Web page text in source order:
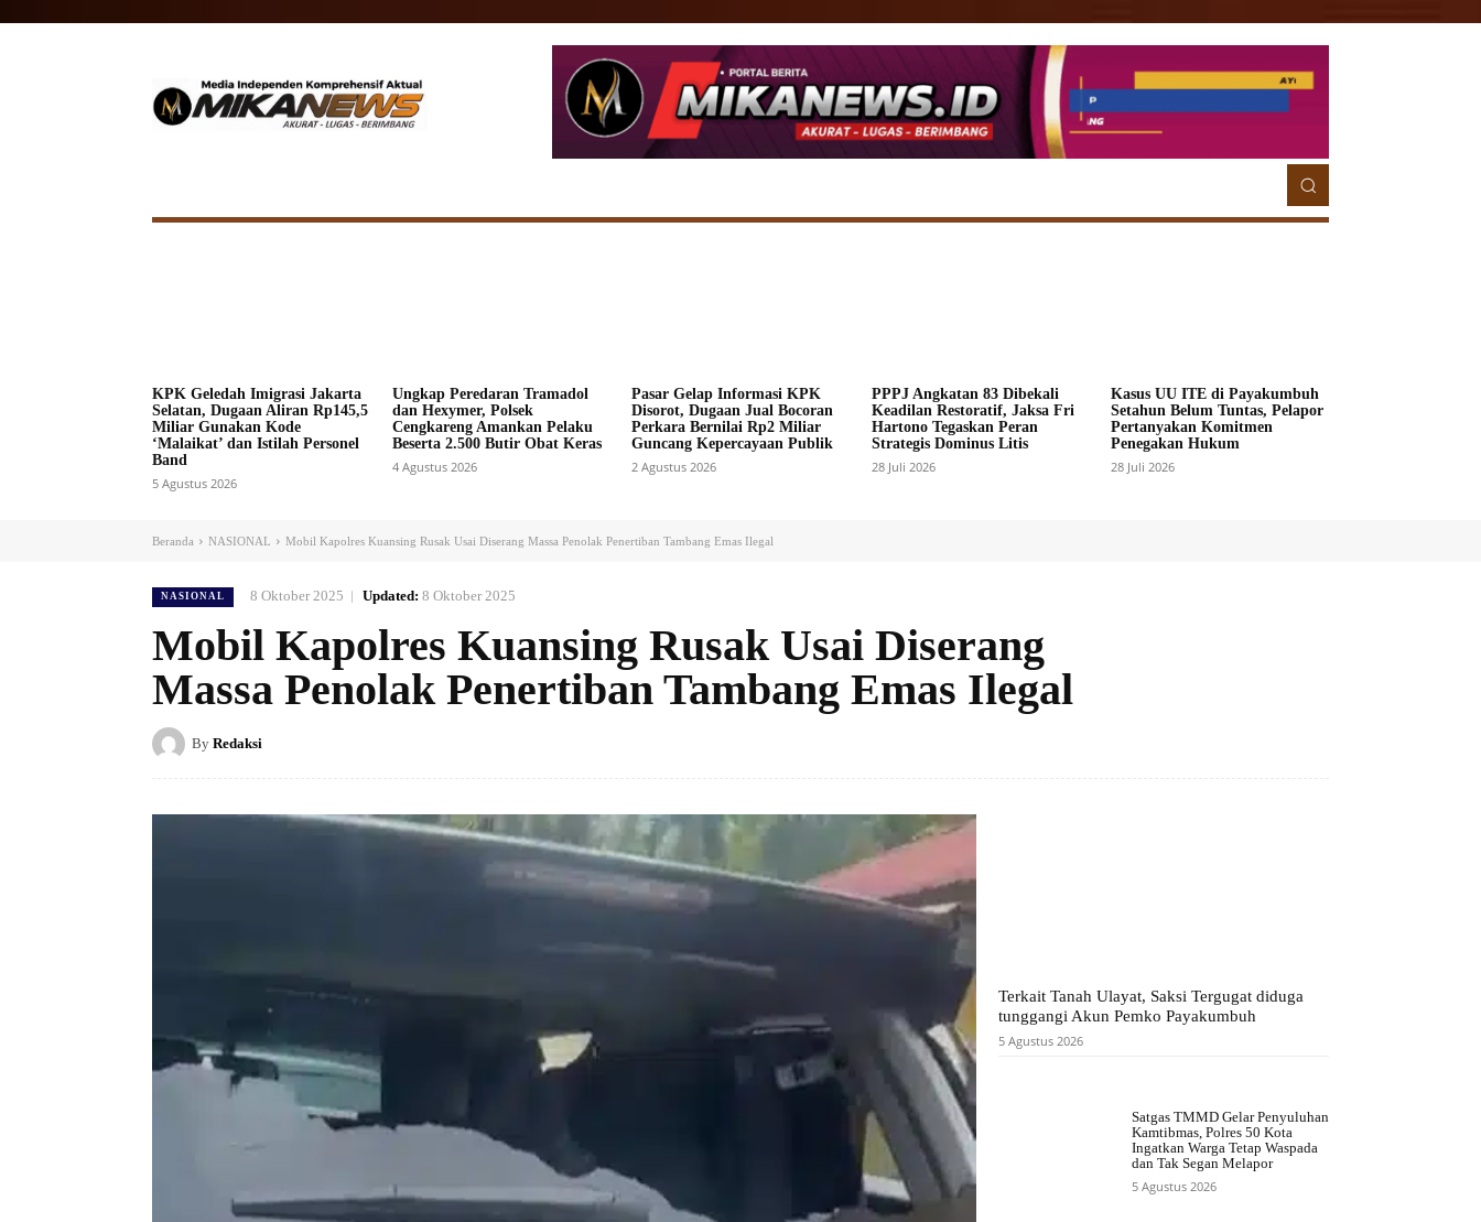
KPK Geledah Imigrasi Jakarta
Selatan, Dugaan Aliran Rp145,5
Miliar Gunakan Kode
‘Malaikat’ dan Istilah Personel
Band
5 Agustus 2026
Ungkap Peredaran Tramadol
dan Hexymer, Polsek
Cengkareng Amankan Pelaku
Beserta 2.500 Butir Obat Keras
4 Agustus 2026
Pasar Gelap Informasi KPK
Disorot, Dugaan Jual Bocoran
Perkara Bernilai Rp2 Miliar
Guncang Kepercayaan Publik
2 Agustus 2026
PPPJ Angkatan 83 Dibekali
Keadilan Restoratif, Jaksa Fri
Hartono Tegaskan Peran
Strategis Dominus Litis
28 Juli 2026
Kasus UU ITE di Payakumbuh
Setahun Belum Tuntas, Pelapor
Pertanyakan Komitmen
Penegakan Hukum
28 Juli 2026
Beranda NASIONAL Mobil Kapolres Kuansing Rusak Usai Diserang Massa Penolak Penertiban Tambang Emas Ilegal
NASIONAL 8 Oktober 2025 Updated: 8 Oktober 2025
Mobil Kapolres Kuansing Rusak Usai Diserang
Massa Penolak Penertiban Tambang Emas Ilegal
By Redaksi
Terkait Tanah Ulayat, Saksi Tergugat diduga
tunggangi Akun Pemko Payakumbuh
5 Agustus 2026
Satgas TMMD Gelar Penyuluhan
Kamtibmas, Polres 50 Kota
Ingatkan Warga Tetap Waspada
dan Tak Segan Melapor
5 Agustus 2026